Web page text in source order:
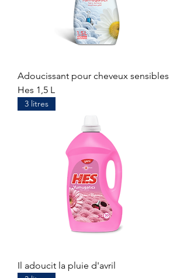
Adoucissant pour cheveux sensibles
Hes 1,5 L
3 litres
Il adoucit la pluie d'avril